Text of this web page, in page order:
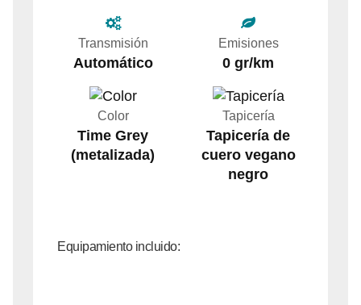
Transmisión
Automático
Emisiones
0 gr/km
Color
Time Grey
(metalizada)
Tapicería
Tapicería de
cuero vegano
negro
Equipamiento incluido: